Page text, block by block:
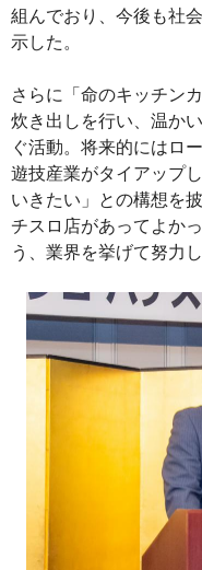
組んでおり、今後も社
示した。
さらに「命のキッチン
炊き出しを行い、温か
ぐ活動。将来的にはロ
遊技産業がタイアップ
いきたい」との構想を
チスロ店があってよか
う、業界を挙げて努力